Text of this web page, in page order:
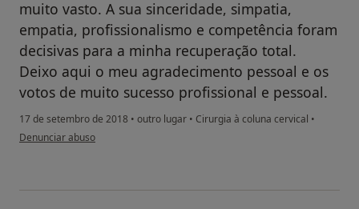
muito vasto. A sua sinceridade, simpatia,
empatia, profissionalismo e competência foram
decisivas para a minha recuperação total.
Deixo aqui o meu agradecimento pessoal e os
votos de muito sucesso profissional e pessoal.
17 de setembro de 2018 • outro lugar • Cirurgia à coluna cervical •
na opinião do utilizador Conta eliminada
Denunciar abuso